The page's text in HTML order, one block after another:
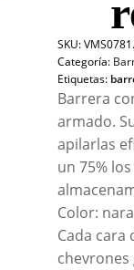
SKU:
Categoría:
Etiquetas:
Barrera
armado.
apilarlas
un 75%
Color:
Cada